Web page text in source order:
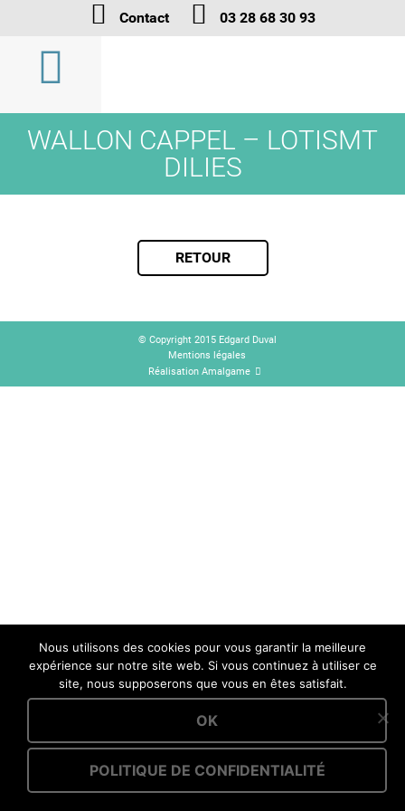
Contact 03 28 68 30 93
WALLON CAPPEL – LOTISMT
DILIES
RETOUR
© Copyright 2015 Edgard Duval
Mentions légales
Réalisation Amalgame
Nous utilisons des cookies pour vous garantir la meilleure
expérience sur notre site web. Si vous continuez à utiliser ce
site, nous supposerons que vous en êtes satisfait.
OK
POLITIQUE DE CONFIDENTIALITÉ